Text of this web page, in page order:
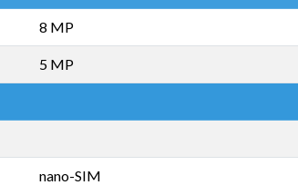
8 MP
5 MP
nano-SIM